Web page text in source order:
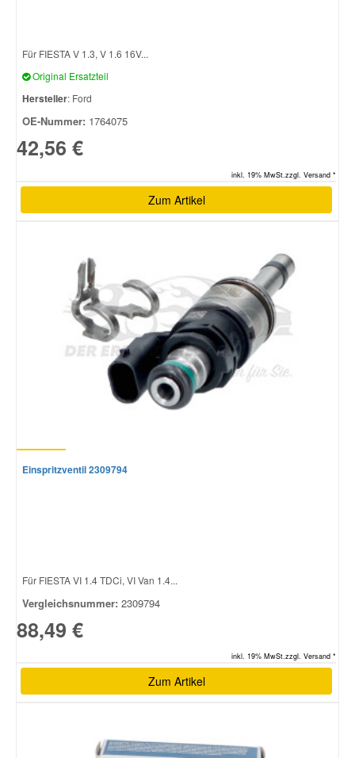
Für FIESTA V 1.3, V 1.6 16V...
Original Ersatzteil
Hersteller: Ford
OE-Nummer: 1764075
42,56 €
inkl. 19% MwSt.zzgl. Versand *
Zum Artikel
Einspritzventil 2309794
Für FIESTA VI 1.4 TDCi, VI Van 1.4...
Vergleichsnummer: 2309794
88,49 €
inkl. 19% MwSt.zzgl. Versand *
Zum Artikel